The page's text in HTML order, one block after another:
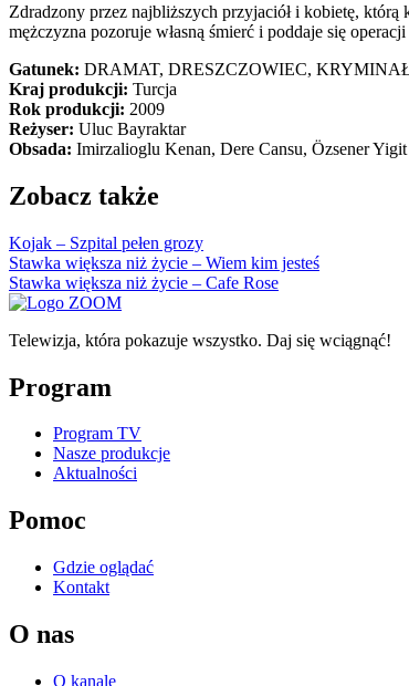
Zdradzony przez najbliższych przyjaciół i kobietę, którą
mężczyzna pozoruje własną śmierć i poddaje się
Gatunek: DRAMAT, DRESZCZOWIEC,
Kraj produkcji: Turcja
Rok produkcji: 2009
Reżyser: Uluc Bayraktar
Obsada: Imirzalioglu Kenan, Dere Cansu, Özsener Yigit
Zobacz także
Kojak – Szpital pełen grozy
Stawka większa niż życie – Wiem kim jesteś
Stawka większa niż życie – Cafe Rose
Telewizja, która pokazuje wszystko. Daj się wciągnąć!
Program
Program TV
Nasze produkcje
Aktualności
Pomoc
Gdzie oglądać
Kontakt
O nas
O kanale